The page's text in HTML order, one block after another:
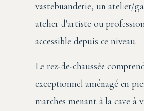
vastebuanderie, un atelier/
atelier d'artiste ou
accessible depuis ce niveau.
Le rez-de-chaussée
exceptionnel aménagé en
marches menant à la cave à